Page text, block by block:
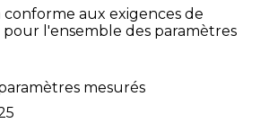
aux exigences de
l'ensemble des paramètres
mesurés